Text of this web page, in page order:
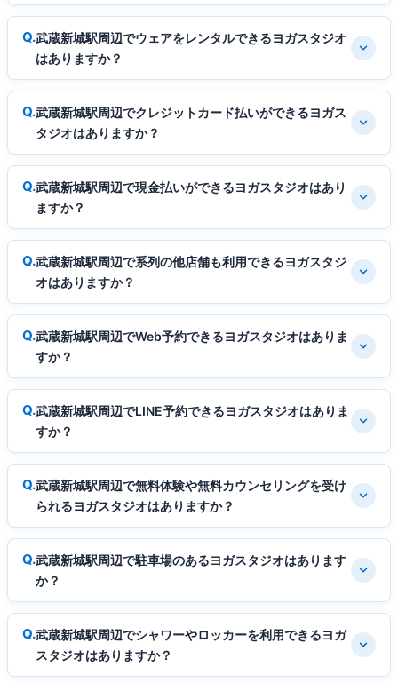
武蔵新城駅周辺でウェアをレンタルできるヨガスタジオ
はありますか？
武蔵新城駅周辺でクレジットカード払いができるヨガス
タジオはありますか？
武蔵新城駅周辺で現金払いができるヨガスタジオはあり
ますか？
武蔵新城駅周辺で系列の他店舗も利用できるヨガスタジ
オはありますか？
武蔵新城駅周辺でWeb予約できるヨガスタジオはありま
すか？
武蔵新城駅周辺でLINE予約できるヨガスタジオはありま
すか？
武蔵新城駅周辺で無料体験や無料カウンセリングを受け
られるヨガスタジオはありますか？
武蔵新城駅周辺で駐車場のあるヨガスタジオはあります
か？
武蔵新城駅周辺でシャワーやロッカーを利用できるヨガ
スタジオはありますか？